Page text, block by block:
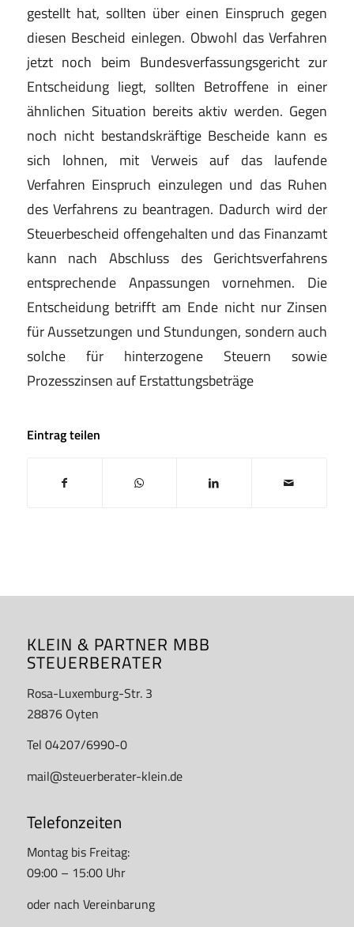
gestellt hat, sollten über einen Einspruch gegen
diesen Bescheid einlegen. Obwohl das Verfahren
jetzt noch beim Bundesverfassungsgericht zur
Entscheidung liegt, sollten Betroffene in einer
ähnlichen Situation bereits aktiv werden. Gegen
noch nicht bestandskräftige Bescheide kann es
sich lohnen, mit Verweis auf das laufende
Verfahren Einspruch einzulegen und das Ruhen
des Verfahrens zu beantragen. Dadurch wird der
Steuerbescheid offengehalten und das Finanzamt
kann nach Abschluss des Gerichtsverfahrens
entsprechende Anpassungen vornehmen. Die
Entscheidung betrifft am Ende nicht nur Zinsen
für Aussetzungen und Stundungen, sondern auch
solche für hinterzogene Steuern sowie
Prozesszinsen auf Erstattungsbeträge
Eintrag teilen
KLEIN & PARTNER MBB
STEUERBERATER
Rosa-Luxemburg-Str. 3
28876 Oyten
Tel 04207/6990-0
mail@steuerberater-klein.de
Telefonzeiten
Montag bis Freitag:
09:00 – 15:00 Uhr
oder nach Vereinbarung